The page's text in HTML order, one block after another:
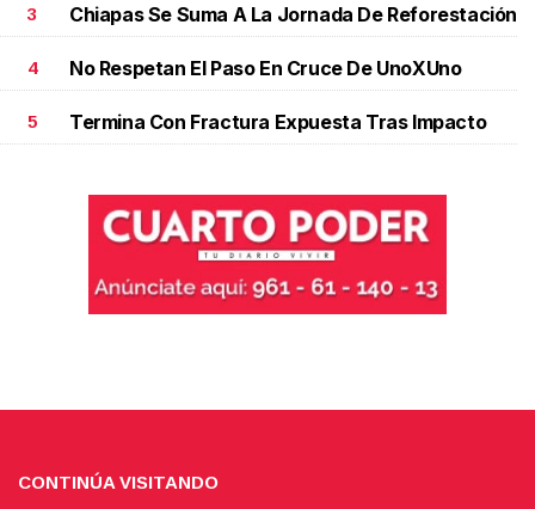
3 Chiapas Se Suma A La Jornada De Reforestación
4 No Respetan El Paso En Cruce De UnoXUno
5 Termina Con Fractura Expuesta Tras Impacto
CONTINÚA VISITANDO